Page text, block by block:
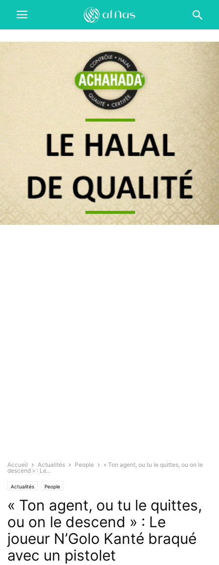
Accueil Actualités People
« Ton agent, ou tu le quittes, ou on le
descend » : Le...
Actualités People
« Ton agent, ou tu le quittes,
ou on le descend » : Le
joueur N’Golo Kanté braqué
avec un pistolet